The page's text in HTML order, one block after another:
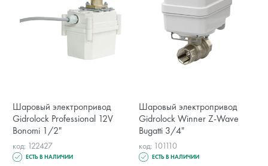
Шаровый электропривод
Gidrolock Professional 12V
Bonomi 1/2"
код: 122427
ЕСТЬ В НАЛИЧИИ
Шаровый электропривод
Gidrolock Winner Z-Wave
Bugatti 3/4"
код: 101110
ЕСТЬ В НАЛИЧИИ